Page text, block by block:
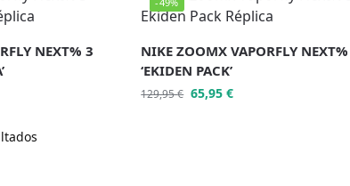
NEXT% 3
NIKE ZOOMX VAPORFLY
‘EKIDEN PACK’
129,95€ 65,95€